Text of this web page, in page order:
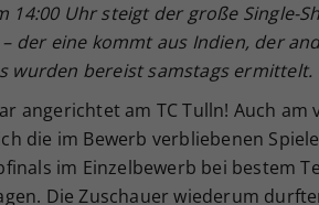
14:00 Uhr steigt der große Single-
der eine kommt aus Indien, der
wurden bereist samstags ermittelt.
angerichtet am TC Tulln! Auch
die im Bewerb verbliebenen
im Einzelbewerb bei bestem
Die Zuschauer wiederum